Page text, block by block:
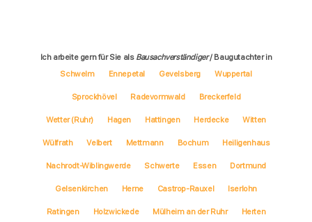
Ich arbeite gern für Sie als Bausachverständiger/ Baugutachter in
Schwelm
Ennepetal Gevelsberg Wuppertal
Sprockhövel Radevormwald Breckerfeld
Wetter (Ruhr) Hagen Hattingen Herdecke Witten
Wülfrath Velbert Mettmann Bochum Heiligenhaus
Nachrodt-Wiblingwerde Schwerte Essen Dortmund
Gelsenkirchen Herne Castrop-Rauxel Iserlohn
Ratingen Holzwickede Mülheim an der Ruhr Herten